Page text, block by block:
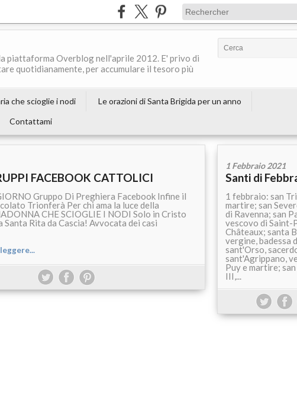
piattaforma Overblog nell'aprile 2012. E' privo di
quotidianamente, per accumulare il tesoro più
che scioglie i nodi
Le orazioni di Santa Brigida per un anno
Contattami
FACEBOOK CATTOLICI
Gruppo Di Preghiera Facebook Infine il
Trionferà Per chi ama la luce della
CHE SCIOGLIE I NODI Solo in Cristo
Santa Rita da Cascia! Avvocata dei casi
1 Febbraio 2021
Santi di
1 febbraio: san
martire; san
di Ravenna; san
vescovo di Saint-
Châteaux; santa
vergine, badessa
sant'Orso,
sant'Agrippano,
Puy e martire;
III,...